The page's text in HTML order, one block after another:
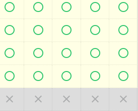
    
    
    
    
    